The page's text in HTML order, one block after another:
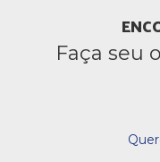
Faça seu